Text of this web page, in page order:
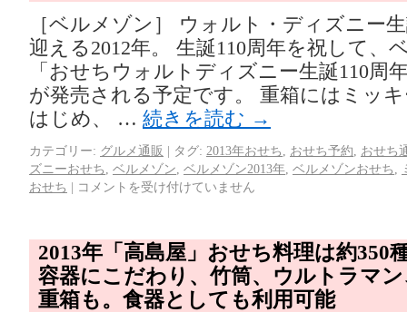
［ベルメゾン］ ウォルト・ディズニー
迎える2012年。 生誕110周年を祝して、
「おせちウォルトディズニー生誕110周
が発売される予定です。 重箱にはミッ
はじめ、 … 続きを読む →
カテゴリー: グルメ通販 | タグ: 2013年おせち おせち予約
おせち
ズニーおせち
ベルメゾン ベルメゾン2013年 ベルメゾンおせち
おせち | コメントを受け付けていません
2013年「高島屋」おせち料理は約350
容器にこだわり、竹筒、ウルトラマ
重箱も。食器としても利用可能